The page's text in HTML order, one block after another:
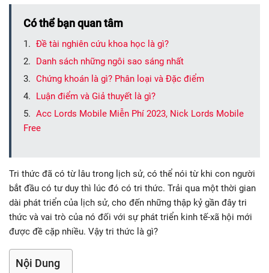
Có thể bạn quan tâm
Đề tài nghiên cứu khoa học là gì?
Danh sách những ngôi sao sáng nhất
Chứng khoán là gì? Phân loại và Đặc điểm
Luận điểm và Giả thuyết là gì?
Acc Lords Mobile Miễn Phí 2023, Nick Lords Mobile
Free
Tri thức đã có từ lâu trong lịch sử, có thể nói từ khi con người
bắt đầu có tư duy thì lúc đó có tri thức. Trải qua một thời gian
dài phát triển của lịch sử, cho đến những thập kỷ gần đây tri
thức và vai trò của nó đối với sự phát triển kinh tế-xã hội mới
được đề cặp nhiều. Vậy tri thức là gì?
Nội Dung